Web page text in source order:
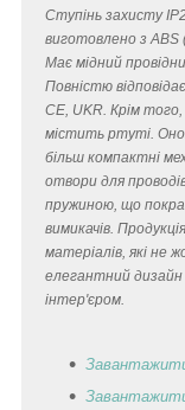
Ступінь захисту
виготовлено з ABS
Має мідний
Повністю
CE, UKR. Крім
містить ртуті.
більш компактні
отвори для
пружиною, що
вимикачів.
матеріалів, які не
елегантний дизайн
інтер'єром.